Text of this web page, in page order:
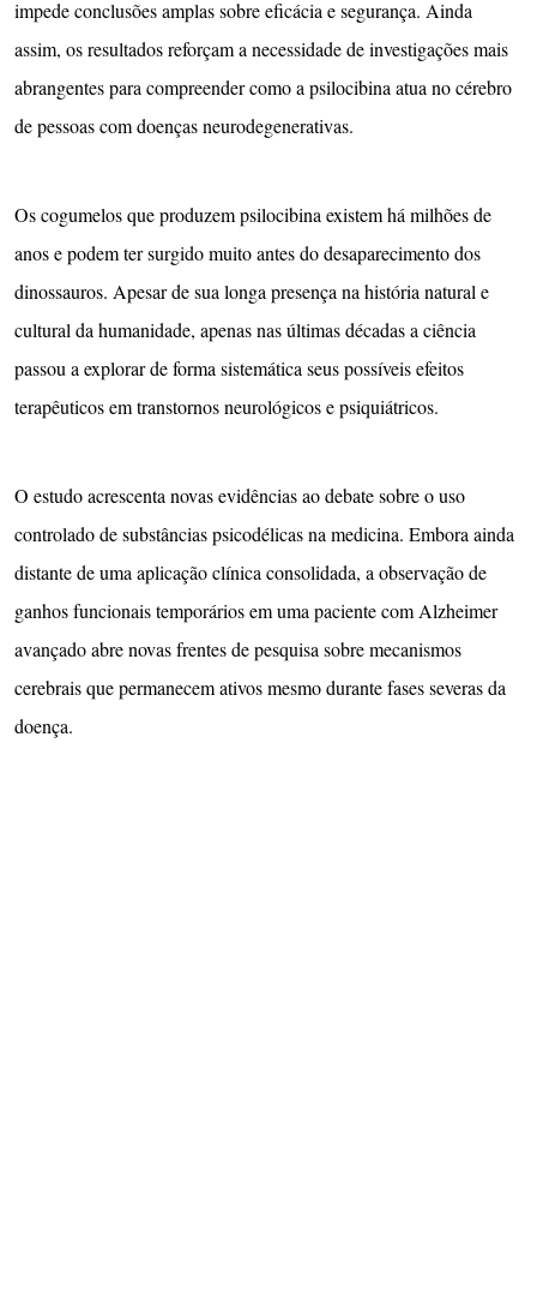
impede conclusões amplas sobre eficácia e segurança. Ainda
assim, os resultados reforçam a necessidade de investigações mais
abrangentes para compreender como a psilocibina atua no cérebro
de pessoas com doenças neurodegenerativas.
Os cogumelos que produzem psilocibina existem há milhões de
anos e podem ter surgido muito antes do desaparecimento dos
dinossauros. Apesar de sua longa presença na história natural e
cultural da humanidade, apenas nas últimas décadas a ciência
passou a explorar de forma sistemática seus possíveis efeitos
terapêuticos em transtornos neurológicos e psiquiátricos.
O estudo acrescenta novas evidências ao debate sobre o uso
controlado de substâncias psicodélicas na medicina. Embora ainda
distante de uma aplicação clínica consolidada, a observação de
ganhos funcionais temporários em uma paciente com Alzheimer
avançado abre novas frentes de pesquisa sobre mecanismos
cerebrais que permanecem ativos mesmo durante fases severas da
doença.